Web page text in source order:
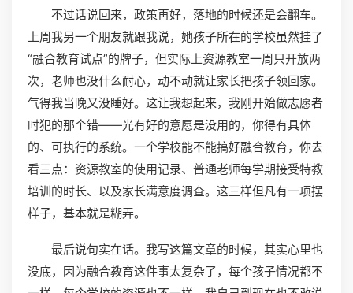
不过话说回来，政策再好，落地的时候还是会翻车。
上周我另一个朋友就跟我说，她孩子所在的学校虽然挂了
“融合教育试点”的牌子，但实际上资源教室一周只开放两
次，老师也没什么耐心，动不动就让家长把孩子领回家。
气得我当晚又没睡好。这让我想起来，我刚开始做志愿者
时犯的那个错——光有好的意愿是没用的，你得有具体
的、可执行的系统。一个学校能不能搞好融合教育，你去
看三点：资源教室的使用记录、普通老师每学期接受特教
培训的时长、以及家长满意度调查。这三样但凡有一项摆
样子，基本就是糊弄。
最后说句实在话。我写这篇文章的时候，其实心里也
没底，因为融合教育这件事太复杂了，每个孩子情况都不